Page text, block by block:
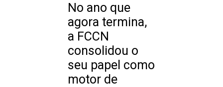
No ano que
agora termina,
a FCCN
consolidou o
seu papel como
motor de